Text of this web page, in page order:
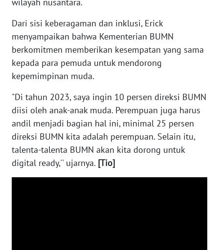
Dari sisi keberagaman dan inklusi, Erick
menyampaikan bahwa Kementerian BUMN
berkomitmen memberikan kesempatan yang sama
kepada para pemuda untuk mendorong
kepemimpinan muda.
"Di tahun 2023, saya ingin 10 persen direksi BUMN
diisi oleh anak-anak muda. Perempuan juga harus
andil menjadi bagian hal ini, minimal 25 persen
direksi BUMN kita adalah perempuan. Selain itu,
talenta-talenta BUMN akan kita dorong untuk
digital ready,'' ujarnya. [Tio]
LAMPUNG
WN
JATENG
WN
NUSANTARA
WN
JOGJA
WN
JATIM